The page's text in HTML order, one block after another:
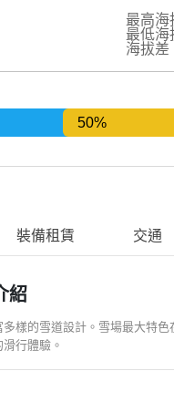
最高海
最低海
海拔差
50%
裝備租賃 交通
紹
樣的雪道設計。雪場最大特
行體驗。